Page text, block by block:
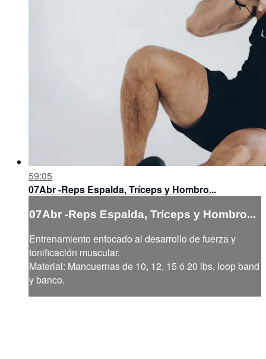
59:05
07Abr -Reps Espalda, Tríceps y Hombro...
07Abr -Reps Espalda, Tríceps y Hombro...
Entrenamiento enfocado al desarrollo de fuerza y
tonificación muscular.
Material: Mancuernas de 10, 12, 15 ó 20 lbs, loop band
y banco.